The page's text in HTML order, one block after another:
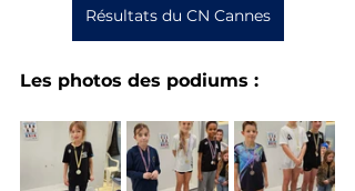
Résultats du CN Cannes
Les photos des podiums :